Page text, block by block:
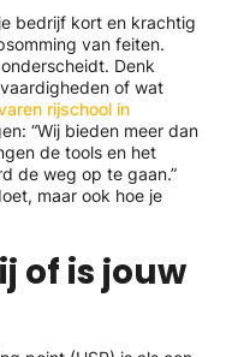
bedrijf kort en krachtig
van feiten.
Denk
of wat
rijschool in
“Wij bieden meer dan
de tools en het
de weg op te gaan.”
maar ook hoe je
of is jouw